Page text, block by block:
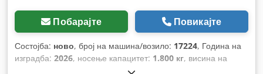
Побарајте Повикајте
Состојба: ново, број на машина/возило: 17224, Година на
изградба: 2026, носење капацитет: 1.800 кг, висина на
, слободно подигање: